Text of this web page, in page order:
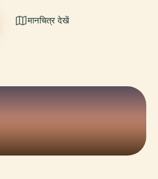
मानचित्र देखें